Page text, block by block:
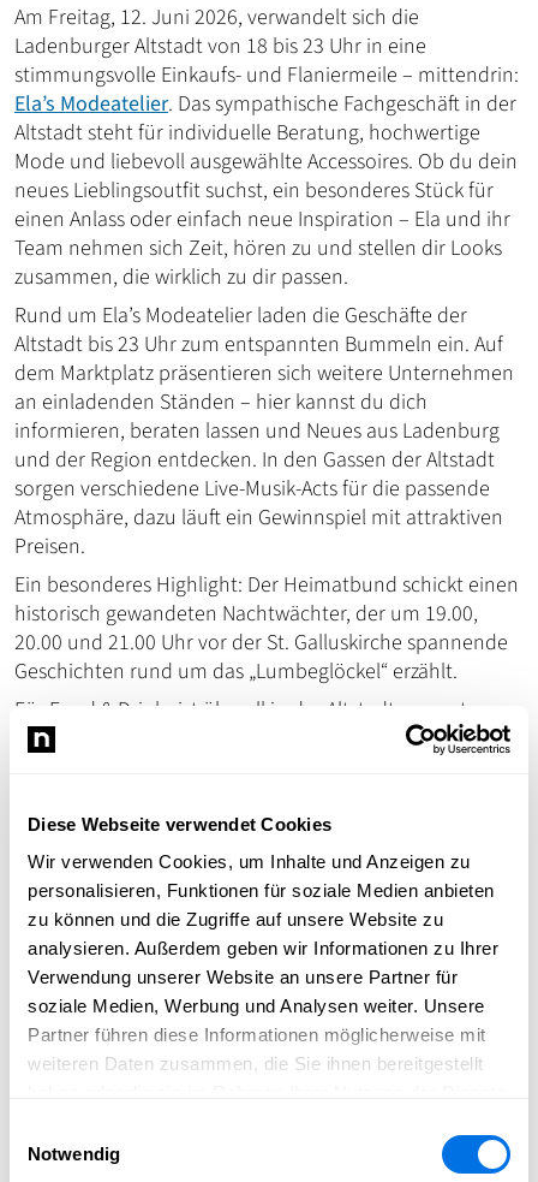
Diese Webseite verwendet Cookies
Wir verwenden Cookies, um Inhalte und Anzeigen zu
personalisieren, Funktionen für soziale Medien anbieten
zu können und die Zugriffe auf unsere Website zu
analysieren. Außerdem geben wir Informationen zu Ihrer
Verwendung unserer Website an unsere Partner für
soziale Medien, Werbung und Analysen weiter. Unsere
Partner führen diese Informationen möglicherweise mit
weiteren Daten zusammen, die Sie ihnen bereitgestellt
Notwendig
Am Freitag, 12. Juni 2026, verwandelt sich die
Ladenburger Altstadt von 18 bis 23 Uhr in eine
stimmungsvolle Einkaufs- und Flaniermeile – mittendrin:
Ela’s Modeatelier. Das sympathische Fachgeschäft in der
Altstadt steht für individuelle Beratung, hochwertige
Mode und liebevoll ausgewählte Accessoires. Ob du dein
neues Lieblingsoutfit suchst, ein besonderes Stück für
einen Anlass oder einfach neue Inspiration – Ela und ihr
Team nehmen sich Zeit, hören zu und stellen dir Looks
zusammen, die wirklich zu dir passen.
Rund um Ela’s Modeatelier laden die Geschäfte der
Altstadt bis 23 Uhr zum entspannten Bummeln ein. Auf
dem Marktplatz präsentieren sich weitere Unternehmen
an einladenden Ständen – hier kannst du dich
informieren, beraten lassen und Neues aus Ladenburg
und der Region entdecken. In den Gassen der Altstadt
sorgen verschiedene Live-Musik-Acts für die passende
Atmosphäre, dazu läuft ein Gewinnspiel mit attraktiven
Preisen.
Ein besonderes Highlight: Der Heimatbund schickt einen
historisch gewandeten Nachtwächter, der um 19.00,
20.00 und 21.00 Uhr vor der St. Galluskirche spannende
Geschichten rund um das „Lumbeglöckel“ erzählt.
Für Food & Drinks ist überall in der Altstadt gesorgt – von
Gastronomiebetrieben bis zu Ständen. Komm vorbei,
Night-Shopping! Alle teilnehmenden Betriebe des BdS
Ladenburg freuen sich auf einen tollen Abend mit dir.
Vollbild
©BdS Ladenburg
Ladenburg erleben Redaktion
Ladenburg erleben